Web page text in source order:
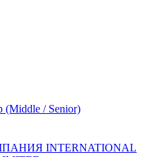
(Middle / Senior)
INTERNATIONAL